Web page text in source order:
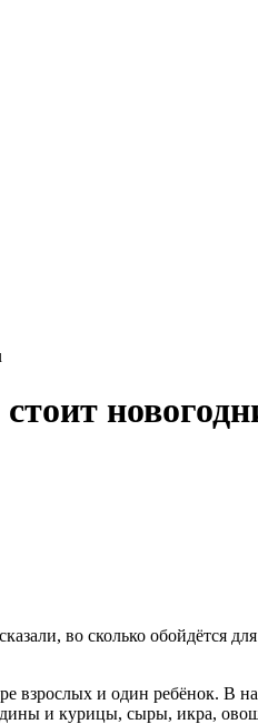
во сколько обойдётся
взрослых и один ребёнок. В
и курицы, сыры, икра,